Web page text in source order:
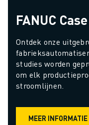
FANUC
Ontdek onze
studies worden
om elk
stroomlijnen.
MEER INFORMATIE